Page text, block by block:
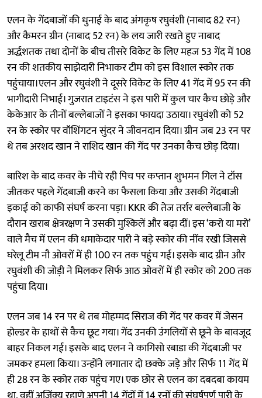
एलन के गेंदबाजों की धुनाई के बाद अंगकृष रघुवंशी (नाबाद 82 रन)
और कैमरन ग्रीन (नाबाद 52 रन) के लय जारी रखते हुए नाबाद
अर्द्धशतक तथा दोनों के बीच तीसरे विकेट के लिए महज 53 गेंद में 108
रन की शतकीय साझेदारी निभाकर टीम को इस विशाल स्कोर तक
पहुंचाया।एलन और रघुवंशी ने दूसरे विकेट के लिए 41 गेंद में 95 रन की
भागीदारी निभाई। गुजरात टाइटंस ने इस पारी में कुल चार कैच छोड़े और
केकेआर के तीनों बल्लेबाजों ने इसका फायदा उठाया। रघुवंशी को 52
रन के स्कोर पर वॉशिंगटन सुंदर ने जीवनदान दिया। ग्रीन जब 23 रन पर
थे तब अरशद खान ने राशिद खान की गेंद पर उनका कैच छोड़ दिया।
बारिश के बाद कवर के नीचे रही पिच पर कप्तान शुभमन गिल ने टॉस
जीतकर पहले गेंदबाजी करने का फैसला किया और उसकी गेंदबाजी
इकाई को काफी संघर्ष करना पड़ा। KKR की तेज तर्रार बल्लेबाजी के
दौरान खराब क्षेत्ररक्षण ने उसकी मुश्किलें और बढ़ा दीं। इस ‘करो या मरो’
वाले मैच में एलन की धमाकेदार पारी ने बड़े स्कोर की नींव रखी जिससे
घरेलू टीम नौ ओवरों में ही 100 रन तक पहुंच गई। इसके बाद ग्रीन और
रघुवंशी की जोड़ी ने मिलकर सिर्फ आठ ओवरों में ही स्कोर को 200 तक
पहुंचा दिया।
एलन जब 14 रन पर थे तब मोहम्मद सिराज की गेंद पर कवर में जेसन
होल्डर के हाथों से कैच छूट गया। गेंद उनकी उंगलियों से छूने के बावजूद
बाहर निकल गई। इसके बाद एलन ने कागिसो रबाडा की गेंदबाजी पर
जमकर हमला किया। उन्होंने लगातार दो छक्के जड़े और सिर्फ 11 गेंद में
ही 28 रन के स्कोर तक पहुंच गए। एक छोर से एलन का दबदबा कायम